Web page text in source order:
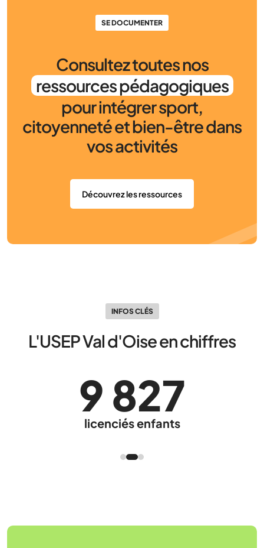
SE DOCUMENTER
Consultez toutes nos
ressources pédagogiques
pour intégrer sport,
citoyenneté et bien-être dans
vos activités
Découvrez les ressources
INFOS CLÉS
L'USEP Val d'Oise en chiffres
9 827
licenciés enfants